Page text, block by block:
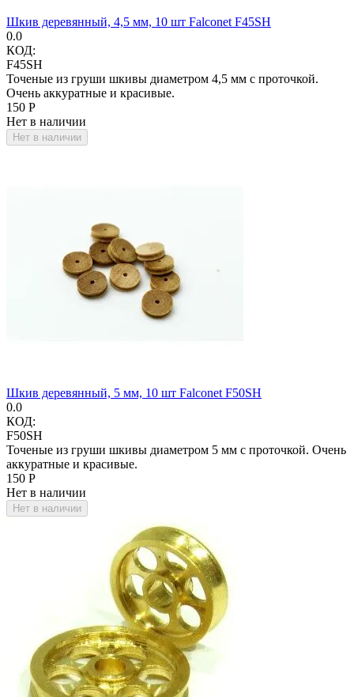
Шкив деревянный, 4,5 мм, 10 шт Falconet F45SH
0.0
КОД:
F45SH
Точеные из груши шкивы диаметром 4,5 мм с проточкой.
Очень аккуратные и красивые.
‍150‍ Р
Нет в наличии
Нет в наличии
Шкив деревянный, 5 мм, 10 шт Falconet F50SH
0.0
КОД:
F50SH
Точеные из груши шкивы диаметром 5 мм с проточкой. Очень
аккуратные и красивые.
‍150‍ Р
Нет в наличии
Нет в наличии